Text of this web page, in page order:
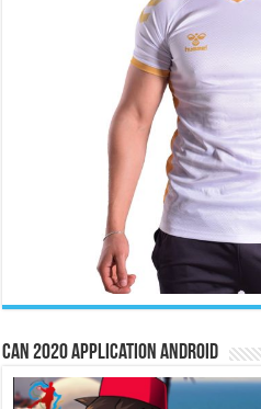
CAN 2020 Application Android